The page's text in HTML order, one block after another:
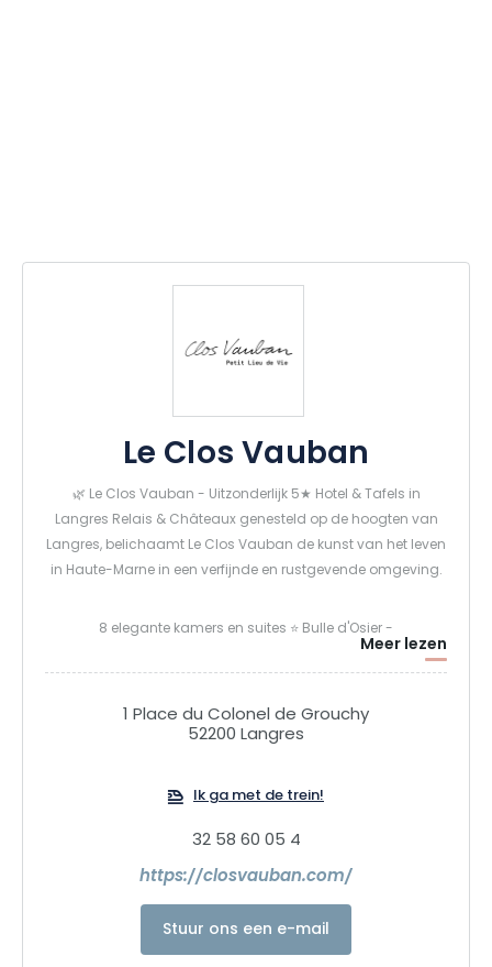
Le Clos Vauban
🌿 Le Clos Vauban - Uitzonderlijk 5★ Hotel & Tafels in
Langres Relais & Châteaux genesteld op de hoogten van
Langres, belichaamt Le Clos Vauban de kunst van het leven
in Haute-Marne in een verfijnde en rustgevende omgeving.
8 elegante kamers en suites ⭐ Bulle d'Osier -
gastronomisch restaurant met Michelin-ster 🍽️ La Salle à
manger Mirabelle - Brasserie bekroond met een Bib
Gourmand Lokale uitmuntendheid, seizoensproducten, een
oprecht onthaal en respect voor de omgeving begeleiden
Meer lezen
1 Place du Colonel de Grouchy
52200 Langres
Ik ga met de trein!
32 58 60 05 4
https://closvauban.com/
Stuur ons een e-mail